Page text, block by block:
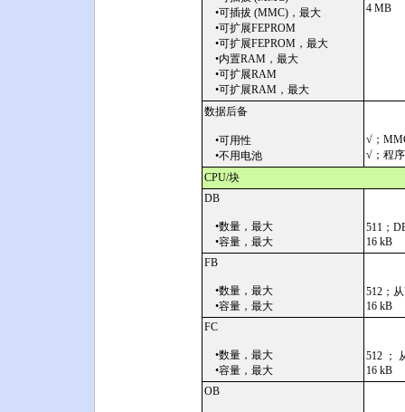
•可插拔 (MMC)，最大
•可扩展FEPROM
•可扩展FEPROM，最大
•内置RAM，最大
•可扩展RAM
•可扩展RAM，最大
4 MB
数据后备
•可用性
•不用电池
√；
√；程
CPU/块
DB
•数量，最大
•容量，最大
511；
16 kB
FB
•数量，最大
•容量，最大
512；
16 kB
FC
•数量，最大
•容量，最大
512 ；
16 kB
OB